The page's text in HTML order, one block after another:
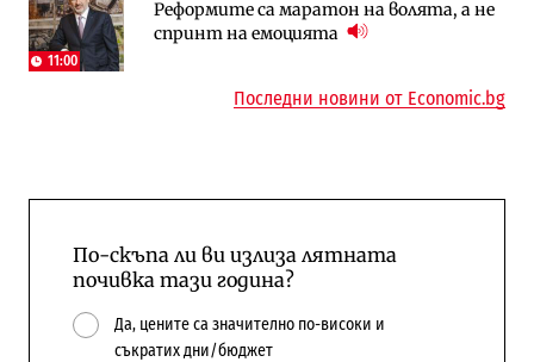
11:00
Реформите са маратон на волята, а не
спринт на емоцията
Държавният ТЕЦ „Марица изток 2“
работи с 5 блока
„Ендуросат“ ще строи огромен
космически и отбранителен център в
Последни новини от Economic.bg
По-скъпа ли ви излиза лятната
почивка тази година?
Да, цените са значително по-високи и
съкратих дни/бюджет